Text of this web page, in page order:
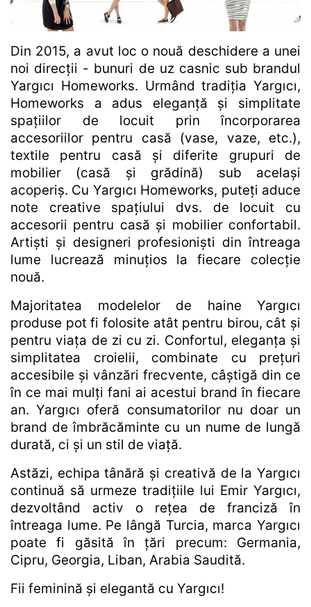
Din 2015, a avut loc o nouă deschidere a unei
noi direcții - bunuri de uz casnic sub brandul
Yargıcı Homeworks. Urmând tradiția Yargıcı,
Homeworks a adus eleganță și simplitate
spațiilor de locuit prin încorporarea
accesoriilor pentru casă (vase, vaze, etc.),
textile pentru casă și diferite grupuri de
mobilier (casă și grădină) sub același
acoperiș. Cu Yargıcı Homeworks, puteți aduce
note creative spațiului dvs. de locuit cu
accesorii pentru casă și mobilier confortabil.
Artiști și designeri profesioniști din întreaga
lume lucrează minuțios la fiecare colecție
nouă.
Majoritatea modelelor de haine Yargıcı
produse pot fi folosite atât pentru birou, cât și
pentru viața de zi cu zi. Confortul, eleganța și
simplitatea croielii, combinate cu prețuri
accesibile și vânzări frecvente, câștigă din ce
în ce mai mulți fani ai acestui brand în fiecare
an. Yargıcı oferă consumatorilor nu doar un
brand de îmbrăcăminte cu un nume de lungă
durată, ci și un stil de viață.
Astăzi, echipa tânără și creativă de la Yargıcı
continuă să urmeze tradițiile lui Emir Yargıcı,
dezvoltând activ o rețea de franciză în
întreaga lume. Pe lângă Turcia, marca Yargıcı
poate fi găsită în țări precum: Germania,
Cipru, Georgia, Liban, Arabia Saudită.
Fii feminină și elegantă cu Yargıcı!